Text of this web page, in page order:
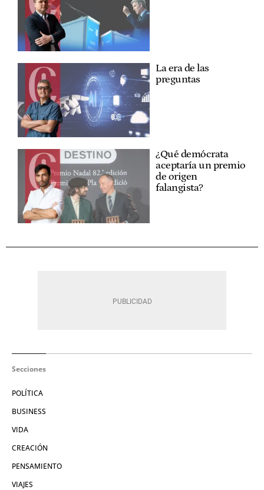
La era de las
preguntas
¿Qué demócrata
aceptaría un premio
de origen
falangista?
Secciones
POLÍTICA
BUSINESS
VIDA
CREACIÓN
PENSAMIENTO
VIAJES